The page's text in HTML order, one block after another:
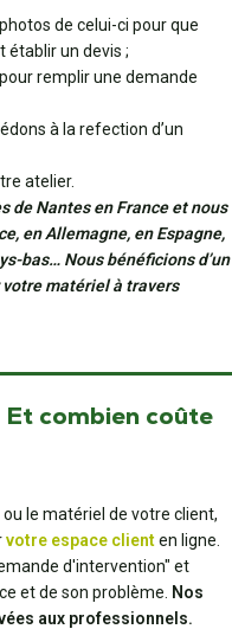
de celui-ci pour que
établir un devis ;
remplir une demande
à la refection d’un
atelier.
de Nantes en France et nous
en Allemagne, en Espagne,
bas… Nous bénéficions d’un
matériel à travers
combien coûte
le matériel de votre client,
votre espace clienten ligne.
d'intervention" et
et de son problème. Nos
aux professionnels.